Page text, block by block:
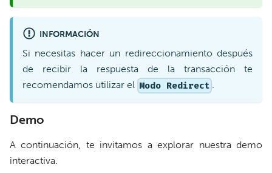
INFORMACIÓN
Si necesitas hacer un redireccionamiento después
de recibir la respuesta de la transacción te
recomendamos utilizar el Modo Redirect .
Demo
A continuación, te invitamos a explorar nuestra demo
interactiva.